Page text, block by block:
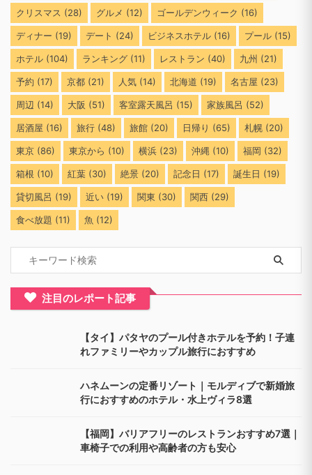
クリスマス (28) グルメ (12) ゴールデンウィーク (16)
ディナー (19) デート (24) ビジネスホテル (16) プール (15)
ホテル (104) ランキング (11) レストラン (40) 九州 (21)
予約 (17) 京都 (21) 人気 (14) 北海道 (19) 名古屋 (23)
周辺 (14) 大阪 (51) 客室露天風呂 (15) 家族風呂 (52)
居酒屋 (16) 旅行 (48) 旅館 (20) 日帰り (65) 札幌 (20)
東京 (86) 東京から (10) 横浜 (23) 沖縄 (10) 福岡 (32)
箱根 (10) 紅葉 (30) 絶景 (20) 記念日 (17) 誕生日 (19)
貸切風呂 (19) 近い (19) 関東 (30) 関西 (29)
食べ放題 (11) 魚 (12)
注目のレポート記事
【タイ】パタヤのプール付きホテルを予約！子連
れファミリーやカップル旅行におすすめ
ハネムーンの定番リゾート｜モルディブで新婚旅
行におすすめのホテル・水上ヴィラ8選
【福岡】バリアフリーのレストランおすすめ7選｜
車椅子での利用や高齢者の方も安心